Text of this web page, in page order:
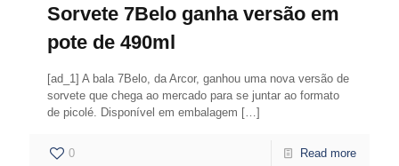
Sorvete 7Belo ganha versão em
pote de 490ml
[ad_1] A bala 7Belo, da Arcor, ganhou uma nova versão de
sorvete que chega ao mercado para se juntar ao formato
de picolé. Disponível em embalagem […]
0 Read more